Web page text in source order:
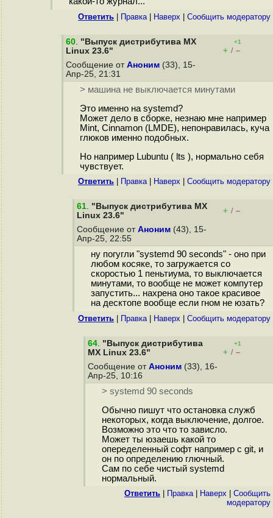
Ответить Правка| Наверх Cообщить модератору
60. "Выпуск дистрибутива MX
Linux 23.6"
+1
+ / –
Сообщение от Аноним (33), 15-
Апр-25, 21:31
> машина не выключается минутами
Это именно на systemd?
Может дело в сборке, незнаю мне например
Mint, Cinnamon (LMDE), непонравилась, куча
глюков именно подобных.
Но например Lubuntu ( lts ), нормально себя
чувствует.
Ответить Правка| Наверх Cообщить модератору
61. "Выпуск дистрибутива MX
Linux 23.6"
+ / –
Сообщение от Аноним (43), 15-
Апр-25, 22:55
ну погугли "systemd 90 seconds" - оно при
любом косяке, то загружается со
скоростью 1 пеньтиума, то выключается
минутами, то вообще не может компутер
запустить... нахрена оно такое красивое
на десктопе вообще если гном не юзать?
Ответить Правка| Наверх Cообщить модератору
64. "Выпуск дистрибутива
MX Linux 23.6"
+1
+ / –
Сообщение от Аноним (33), 16-
Апр-25, 10:16
> systemd 90 seconds
Обычно пишут что остановка служб
некоторых, когда выключение, долгое.
Возможно это что то зависло.
Может ты юзаешь какой то
опеределенный софт например с git, и
он по определению глючный.
Сам по себе чистый systemd
нормальный.
Ответить Правка| Наверх
Cообщить
модератору